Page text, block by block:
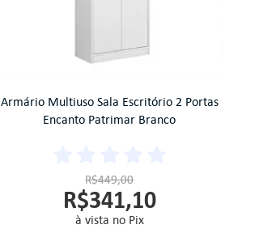
Armário Multiuso Sala Escritório 2 Portas
Encanto Patrimar Branco
R$449,00
R$341,10
à vista no Pix